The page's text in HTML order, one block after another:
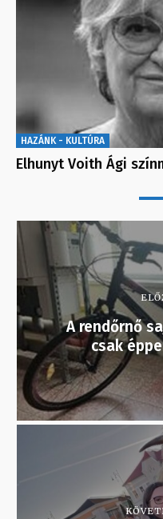
HAZÁNK - KULTÚRA
Elhunyt Voith Ági
A rendőrnő
csak